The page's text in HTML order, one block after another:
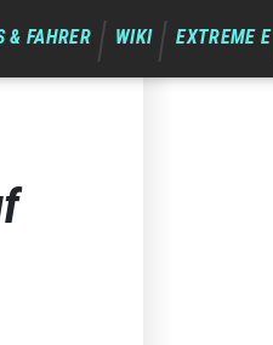
& FAHRER WIKI EXTREME E